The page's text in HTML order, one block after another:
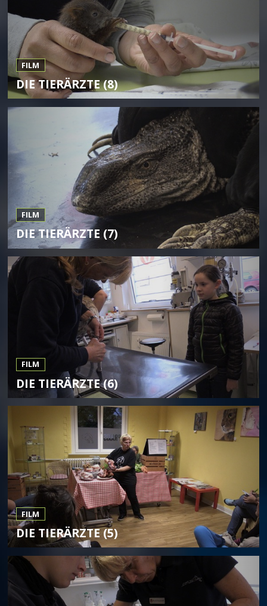
FILM
DIE TIERÄRZTE (8)
FILM
DIE TIERÄRZTE (7)
FILM
DIE TIERÄRZTE (6)
FILM
DIE TIERÄRZTE (5)